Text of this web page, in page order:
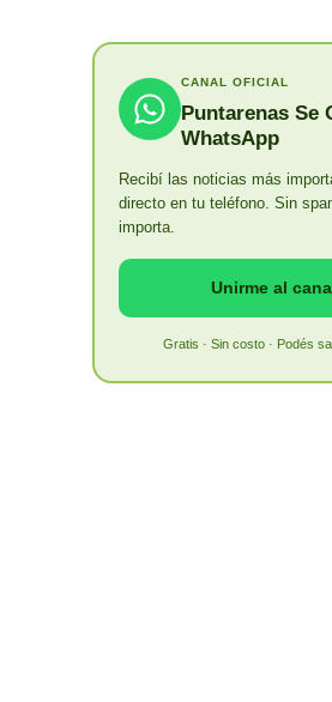
CANAL OFICIAL
Puntarenas Se
WhatsApp
Recibí las noticias más
directo en tu teléfono. Sin
importa.
Unirme al
Gratis · Sin costo · Podés